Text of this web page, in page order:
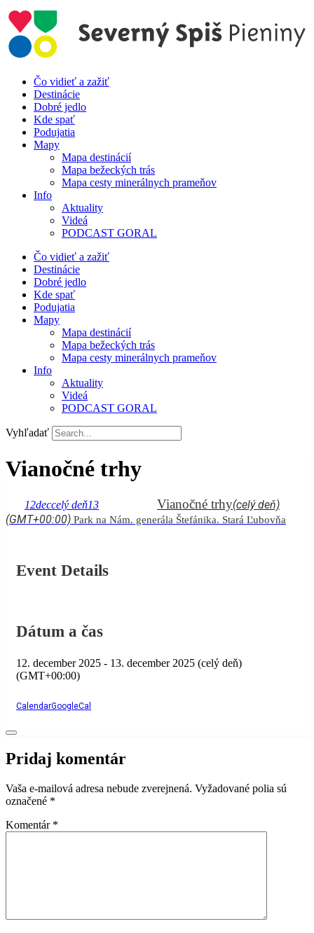
Preskočiť
na
obsah
Čo vidieť a zažiť
Destinácie
Dobré jedlo
Kde spať
Podujatia
Mapy
Mapa destinácií
Mapa bežeckých trás
Mapa cesty minerálnych prameňov
Info
Aktuality
Videá
PODCAST GORAL
Čo vidieť a zažiť
Destinácie
Dobré jedlo
Kde spať
Podujatia
Mapy
Mapa destinácií
Mapa bežeckých trás
Mapa cesty minerálnych prameňov
Info
Aktuality
Videá
PODCAST GORAL
Vyhľadať
Vianočné trhy
12deccelý deň13 Vianočné trhy(celý deň)
(GMT+00:00) Park na Nám. generála Štefánika. Stará Ľubovňa
Event Details
Dátum a čas
12. december 2025 - 13. december 2025 (celý deň)
(GMT+00:00)
CalendarGoogleCal
Pridaj komentár
Vaša e-mailová adresa nebude zverejnená. Vyžadované polia sú
označené *
Komentár *